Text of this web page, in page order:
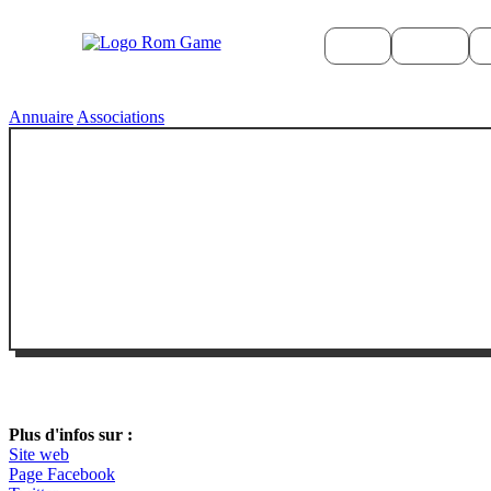
Annuaire Associations
Plus d'infos sur :
Site web
Page Facebook